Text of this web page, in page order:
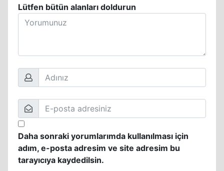
Lütfen bütün alanları doldurun
Daha sonraki yorumlarımda kullanılması için
adım, e-posta adresim ve site adresim bu
tarayıcıya kaydedilsin.